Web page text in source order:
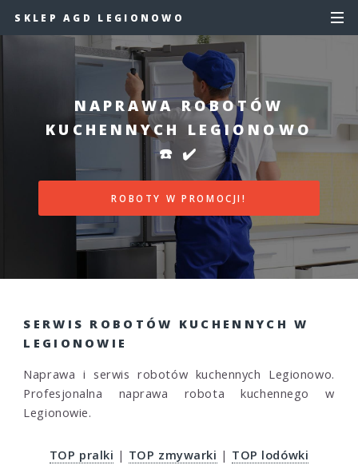
SKLEP AGD LEGIONOWO
NAPRAWA ROBOTÓW
KUCHENNYCH LEGIONOWO
☎️ ✔️
ROBOTY W PROMOCJI!
SERWIS ROBOTÓW KUCHENNYCH W
LEGIONOWIE
Naprawa i serwis robotów kuchennych Legionowo.
Profesjonalna naprawa robota kuchennego w
Legionowie.
TOP pralki | TOP zmywarki | TOP lodówki